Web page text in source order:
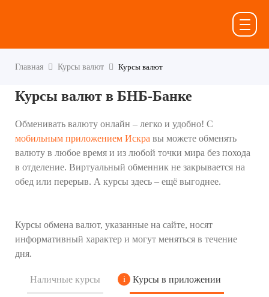
Главная Курсы валют Курсы валют
Курсы валют в БНБ-Банке
Обменивать валюту онлайн – легко и удобно! С
мобильным приложением Искра вы можете обменять
валюту в любое время и из любой точки мира без похода
в отделение. Виртуальный обменник не закрывается на
обед или перерыв. А курсы здесь – ещё выгоднее.
Курсы обмена валют, указанные на сайте, носят
информативный характер и могут меняться в течение
дня.
Наличные курсы Курсы в приложении